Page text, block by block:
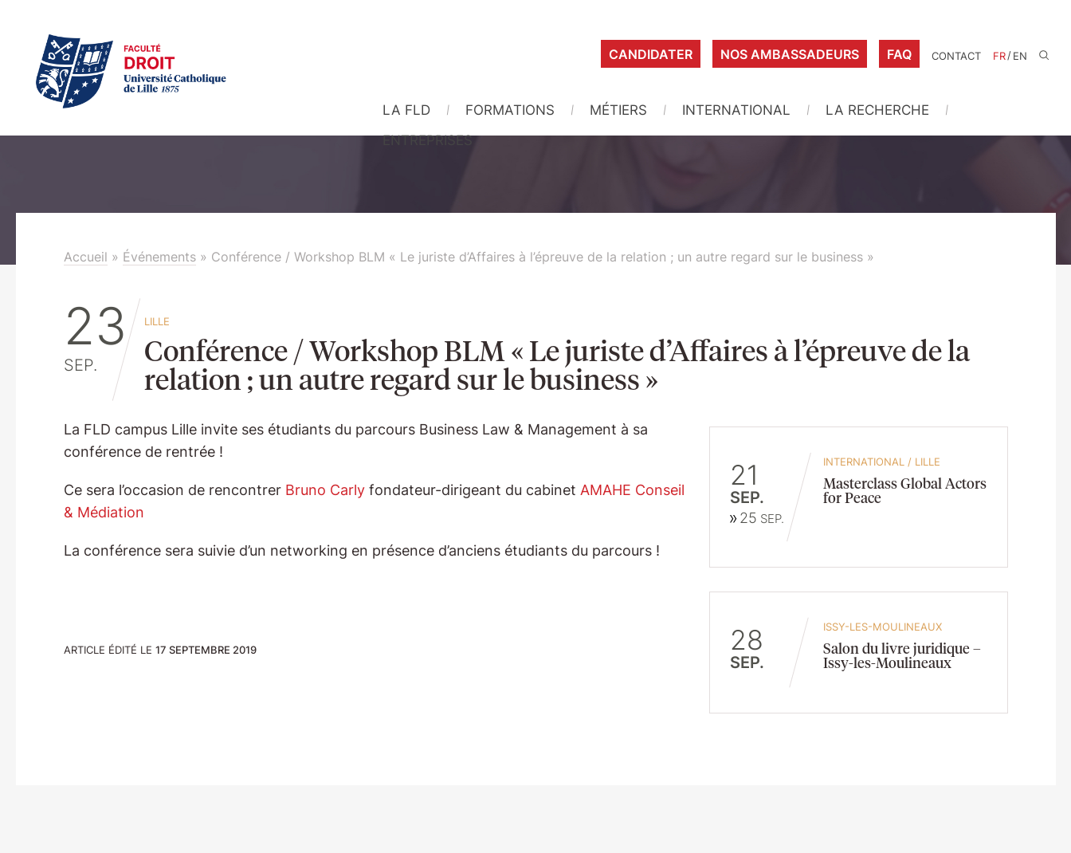
CANDIDATER NOS AMBASSADEURS FAQ CONTACT FR/EN
LA FLD FORMATIONS MÉTIERS INTERNATIONAL
LA RECHERCHE
ENTREPRISES
Accueil » Événements» Conférence / Workshop BLM « Le juriste d’Affaires à l’épreuve de la relation ; un autre regard sur le business »
23
SEP.
LILLE
Conférence / Workshop BLM « Le juriste d’Affaires à l’épreuve de la
relation ; un autre regard sur le business »
La FLD campus Lille invite ses étudiants du parcours Business Law & Management à sa
conférence de rentrée !
Ce sera l’occasion de rencontrer Bruno Carly fondateur-dirigeant du cabinet AMAHE Conseil
& Médiation
La conférence sera suivie d’un networking en présence d’anciens étudiants du parcours !
ARTICLE ÉDITÉ LE 17 SEPTEMBRE 2019
21
SEP.
25 SEP.
INTERNATIONAL / LILLE
Masterclass Global Actors
for Peace
28
SEP.
ISSY-LES-MOULINEAUX
Salon du livre juridique –
Issy-les-Moulineaux